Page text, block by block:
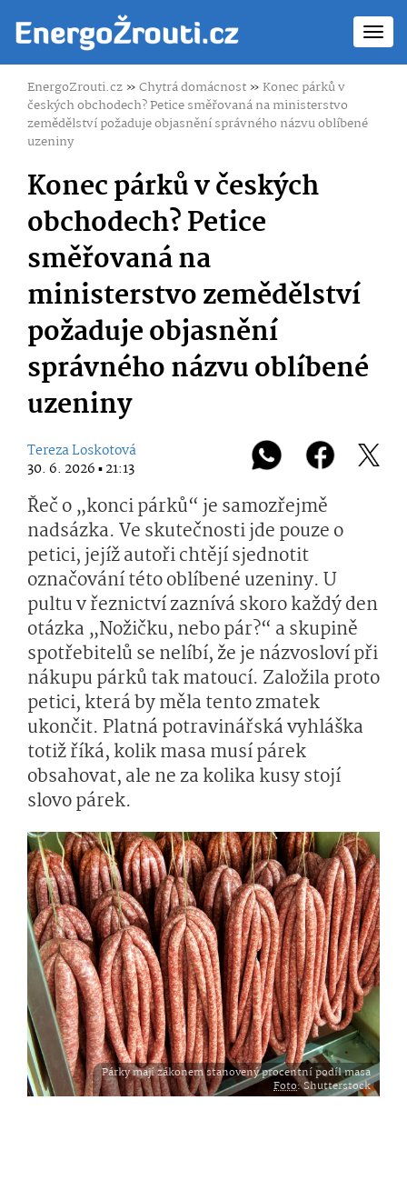
EnergoZrouti.cz»Chytrá domácnost»Konec párků v
českých obchodech? Petice směřovaná na ministerstvo
zemědělství požaduje objasnění správného názvu oblíbené
uzeniny
Konec párků v českých
obchodech? Petice
směřovaná na
ministerstvo zemědělství
požaduje objasnění
správného názvu oblíbené
uzeniny
Tereza Loskotová
30. 6. 2026 ▪ 21:13
Řeč o „konci párků“ je samozřejmě
nadsázka. Ve skutečnosti jde pouze o
petici, jejíž autoři chtějí sjednotit
označování této oblíbené uzeniny. U
pultu v řeznictví zaznívá skoro každý den
otázka „Nožičku, nebo pár?“ a skupině
spotřebitelů se nelíbí, že je názvosloví při
nákupu párků tak matoucí. Založila proto
petici, která by měla tento zmatek
ukončit. Platná potravinářská vyhláška
totiž říká, kolik masa musí párek
obsahovat, ale ne za kolika kusy stojí
slovo párek.
Párky mají zákonem stanovený procentní podíl masa
Foto: Shutterstock